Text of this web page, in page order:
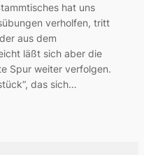
hat uns
verholfen, tritt
aus dem
läßt sich aber die
Spur weiter verfolgen.
das sich…